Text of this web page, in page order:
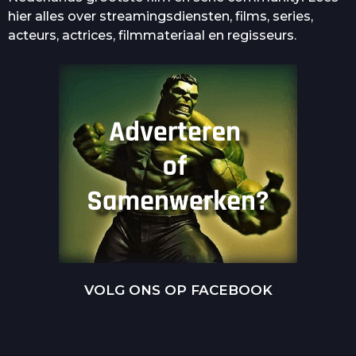
hier alles over streamingsdiensten, films, series,
acteurs, actrices, filmmateriaal en regisseurs.
VOLG ONS OP FACEBOOK